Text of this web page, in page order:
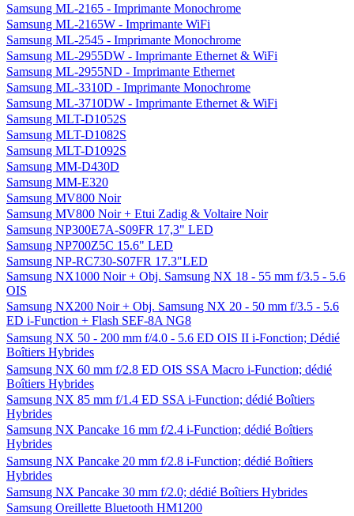
Samsung ML-2165 - Imprimante Monochrome
Samsung ML-2165W - Imprimante WiFi
Samsung ML-2545 - Imprimante Monochrome
Samsung ML-2955DW - Imprimante Ethernet & WiFi
Samsung ML-2955ND - Imprimante Ethernet
Samsung ML-3310D - Imprimante Monochrome
Samsung ML-3710DW - Imprimante Ethernet & WiFi
Samsung MLT-D1052S
Samsung MLT-D1082S
Samsung MLT-D1092S
Samsung MM-D430D
Samsung MM-E320
Samsung MV800 Noir
Samsung MV800 Noir + Etui Zadig & Voltaire Noir
Samsung NP300E7A-S09FR 17,3" LED
Samsung NP700Z5C 15.6" LED
Samsung NP-RC730-S07FR 17.3"LED
Samsung NX1000 Noir + Obj. Samsung NX 18 - 55 mm f/3.5 - 5.6
OIS
Samsung NX200 Noir + Obj. Samsung NX 20 - 50 mm f/3.5 - 5.6
ED i-Function + Flash SEF-8A NG8
Samsung NX 50 - 200 mm f/4.0 - 5.6 ED OIS II i-Fonction; Dédié
Boîtiers Hybrides
Samsung NX 60 mm f/2.8 ED OIS SSA Macro i-Function; dédié
Boîtiers Hybrides
Samsung NX 85 mm f/1.4 ED SSA i-Function; dédié Boîtiers
Hybrides
Samsung NX Pancake 16 mm f/2.4 i-Function; dédié Boîtiers
Hybrides
Samsung NX Pancake 20 mm f/2.8 i-Function; dédié Boîtiers
Hybrides
Samsung NX Pancake 30 mm f/2.0; dédié Boîtiers Hybrides
Samsung Oreillette Bluetooth HM1200